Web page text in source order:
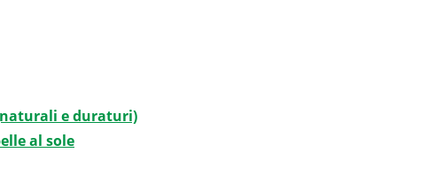
e duraturi)
al sole